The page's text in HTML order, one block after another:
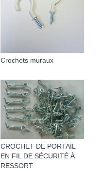
Crochets muraux
CROCHET DE PORTAIL
EN FIL DE SÉCURITÉ À
RESSORT